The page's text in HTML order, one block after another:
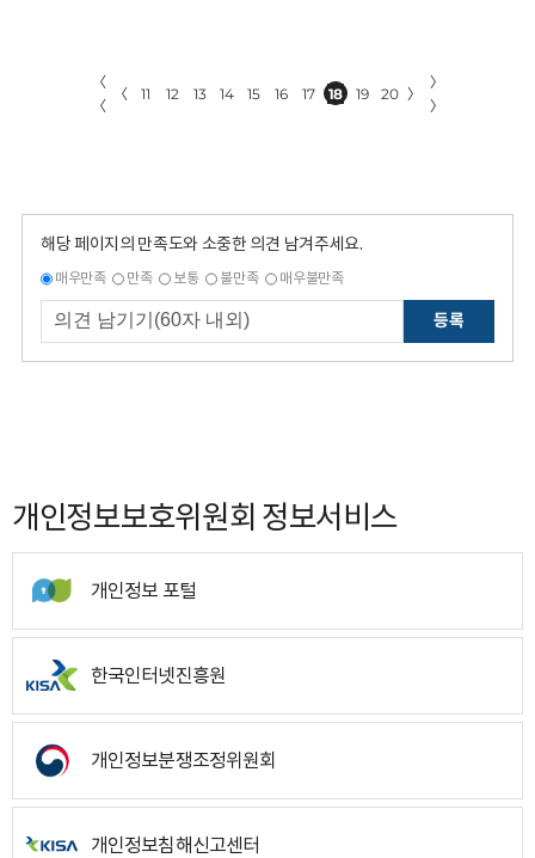
〈
〈
〈 11 12 13 14 15 16 17 18 19 20 〉
〉
〉
해당 페이지의 만족도와 소중한 의견 남겨주세요.
매우만족 만족 보통 불만족 매우불만족
등록
개인정보보호위원회 정보서비스
개인정보 포털
한국인터넷진흥원
개인정보분쟁조정위원회
개인정보침해신고센터